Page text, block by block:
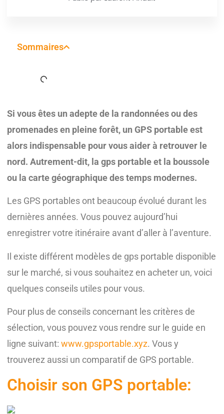
Sommaires
Si vous êtes un adepte de la randonnées ou des
promenades en pleine forêt, un GPS portable est
alors indispensable pour vous aider à retrouver le
nord. Autrement-dit, la gps portable et la boussole
ou la carte géographique des temps modernes.
Les GPS portables ont beaucoup évolué durant les
dernières années. Vous pouvez aujourd’hui
enregistrer votre itinéraire avant d’aller à l’aventure.
Il existe différent modèles de gps portable disponible
sur le marché, si vous souhaitez en acheter un, voici
quelques conseils utiles pour vous.
Pour plus de conseils concernant les critères de
sélection, vous pouvez vous rendre sur le guide en
ligne suivant: www.gpsportable.xyz. Vous y
trouverez aussi un comparatif de GPS portable.
Choisir son GPS portable: